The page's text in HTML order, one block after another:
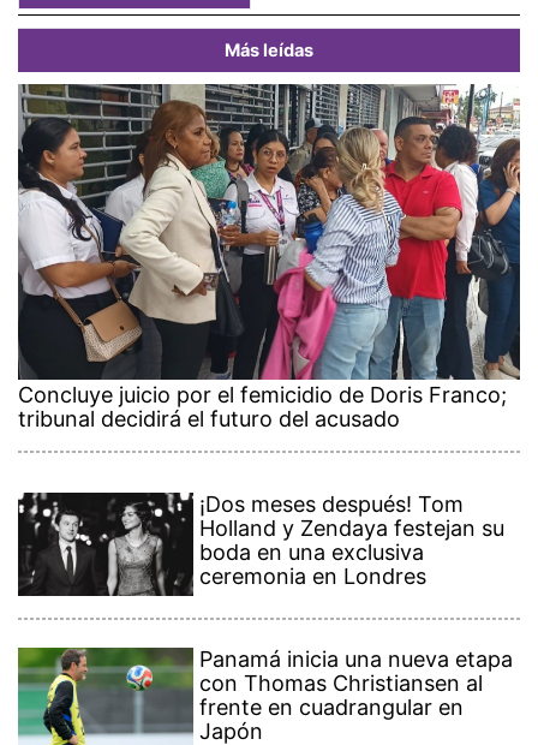
Más leídas
Concluye juicio por el femicidio de Doris Franco;
tribunal decidirá el futuro del acusado
¡Dos meses después! Tom
Holland y Zendaya festejan su
boda en una exclusiva
ceremonia en Londres
Panamá inicia una nueva etapa
con Thomas Christiansen al
frente en cuadrangular en
Japón